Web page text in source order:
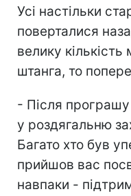
Усі настільки
поверталися
велику
штанга, то
- Після
у роздягальню
Багато хто був
прийшов вас
навпаки -